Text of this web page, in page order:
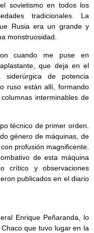
sovietismo en todos los
tradicionales. La
Rusia era un grande y
monstruosidad.
cuando me puse en
que deja en el
de potencia
ruso están allí, formando
interminables de
técnico de primer orden.
género de máquinas, de
profusión magnificente.
de esta máquina
crítico y observaciones
publicados en el diario
Enrique Peñaranda, lo
que tuvo lugar en la